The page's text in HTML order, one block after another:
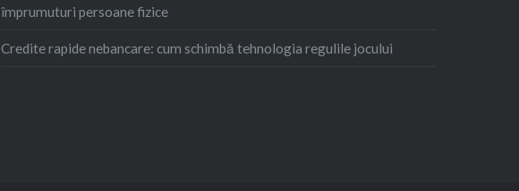
împrumuturi persoane fizice
Credite rapide nebancare: cum schimbă tehnologia regulile jocului